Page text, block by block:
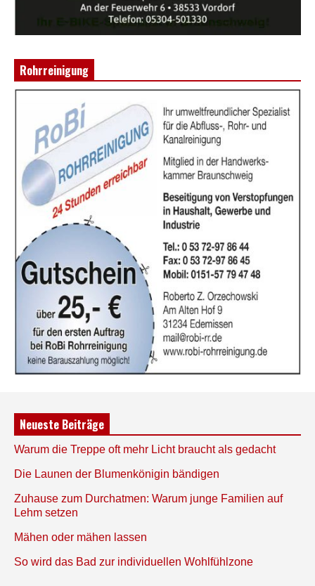
Rohrreinigung
Neueste Beiträge
Warum die Treppe oft mehr Licht braucht als gedacht
Die Launen der Blumenkönigin bändigen
Zuhause zum Durchatmen: Warum junge Familien auf
Lehm setzen
Mähen oder mähen lassen
So wird das Bad zur individuellen Wohlfühlzone